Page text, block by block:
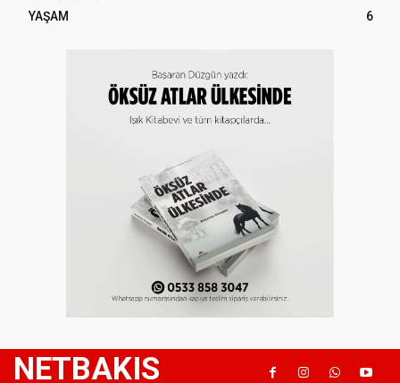
YAŞAM
6
NETBAKIS